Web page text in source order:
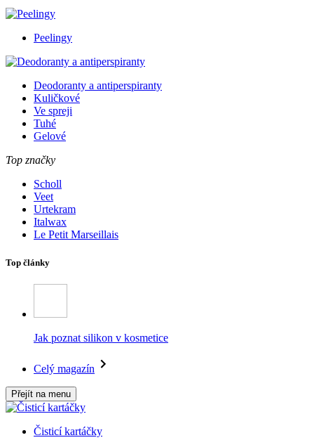
Peelingy
Deodoranty a antiperspiranty
Kuličkové
Ve spreji
Tuhé
Gelové
Top značky
Scholl
Veet
Urtekram
Italwax
Le Petit Marseillais
Top články
Jak poznat silikon v kosmetice
Celý magazín
Přejít na menu
Čisticí kartáčky